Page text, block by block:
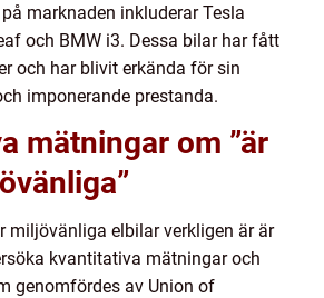
marknaden inkluderar Tesla
och BMW i3. Dessa bilar har fått
och har blivit erkända för sin
imponerande prestanda.
mätningar om ”är
miljövänliga elbilar verkligen är är
kvantitativa mätningar och
genomfördes av Union of